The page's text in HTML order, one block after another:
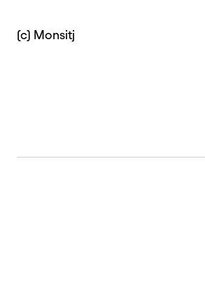
(c) Monsitj